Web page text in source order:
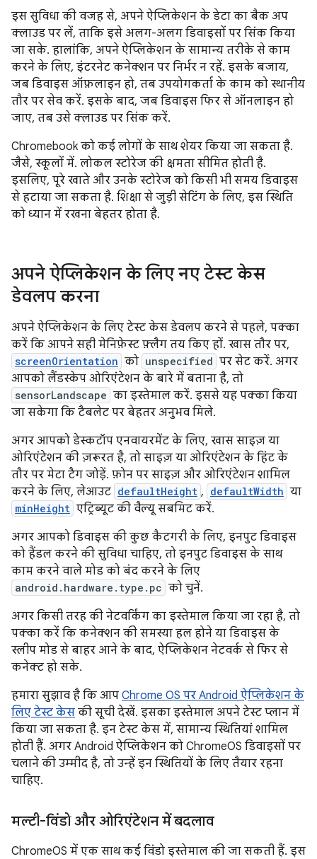
इस सुविधा की वजह से, अपने ऐप्लिकेशन के डेटा का बैक अप
क्लाउड पर लें, ताकि इसे अलग-अलग डिवाइसों पर सिंक किया
जा सके. हालांकि, अपने ऐप्लिकेशन के सामान्य तरीके से काम
करने के लिए, इंटरनेट कनेक्शन पर निर्भर न रहें. इसके बजाय,
जब डिवाइस ऑफ़लाइन हो, तब उपयोगकर्ता के काम को स्थानीय
तौर पर सेव करें. इसके बाद, जब डिवाइस फिर से ऑनलाइन हो
जाए, तब उसे क्लाउड पर सिंक करें.
Chromebook को कई लोगों के साथ शेयर किया जा सकता है.
जैसे, स्कूलों में. लोकल स्टोरेज की क्षमता सीमित होती है.
इसलिए, पूरे खाते और उनके स्टोरेज को किसी भी समय डिवाइस
से हटाया जा सकता है. शिक्षा से जुड़ी सेटिंग के लिए, इस स्थिति
को ध्यान में रखना बेहतर होता है.
अपने ऐप्लिकेशन के लिए नए टेस्ट केस
डेवलप करना
अपने ऐप्लिकेशन के लिए टेस्ट केस डेवलप करने से पहले, पक्का
करें कि आपने सही मेनिफ़ेस्ट फ़्लैग तय किए हों. खास तौर पर,
screenOrientation को unspecified पर सेट करें. अगर
आपको लैंडस्केप ओरिएंटेशन के बारे में बताना है, तो
sensorLandscape का इस्तेमाल करें. इससे यह पक्का किया
जा सकेगा कि टैबलेट पर बेहतर अनुभव मिले.
अगर आपको डेस्कटॉप एनवायरमेंट के लिए, खास साइज़ या
ओरिएंटेशन की ज़रूरत है, तो साइज़ या ओरिएंटेशन के हिंट के
तौर पर मेटा टैग जोड़ें. फ़ोन पर साइज़ और ओरिएंटेशन शामिल
करने के लिए, लेआउट defaultHeight , defaultWidth या
minHeight एट्रिब्यूट की वैल्यू सबमिट करें.
अगर आपको डिवाइस की कुछ कैटगरी के लिए, इनपुट डिवाइस
को हैंडल करने की सुविधा चाहिए, तो इनपुट डिवाइस के साथ
काम करने वाले मोड को बंद करने के लिए
android.hardware.type.pc को चुनें.
अगर किसी तरह की नेटवर्किंग का इस्तेमाल किया जा रहा है, तो
पक्का करें कि कनेक्शन की समस्या हल होने या डिवाइस के
स्लीप मोड से बाहर आने के बाद, ऐप्लिकेशन नेटवर्क से फिर से
कनेक्ट हो सके.
हमारा सुझाव है कि आप Chrome OS पर Android ऐप्लिकेशन के
लिए टेस्ट केस की सूची देखें. इसका इस्तेमाल अपने टेस्ट प्लान में
किया जा सकता है. इन टेस्ट केस में, सामान्य स्थितियां शामिल
होती हैं. अगर Android ऐप्लिकेशन को ChromeOS डिवाइसों पर
चलाने की उम्मीद है, तो उन्हें इन स्थितियों के लिए तैयार रहना
चाहिए.
मल्टी-विंडो और ओरिएंटेशन में बदलाव
ChromeOS में एक साथ कई विंडो इस्तेमाल की जा सकती हैं. इस